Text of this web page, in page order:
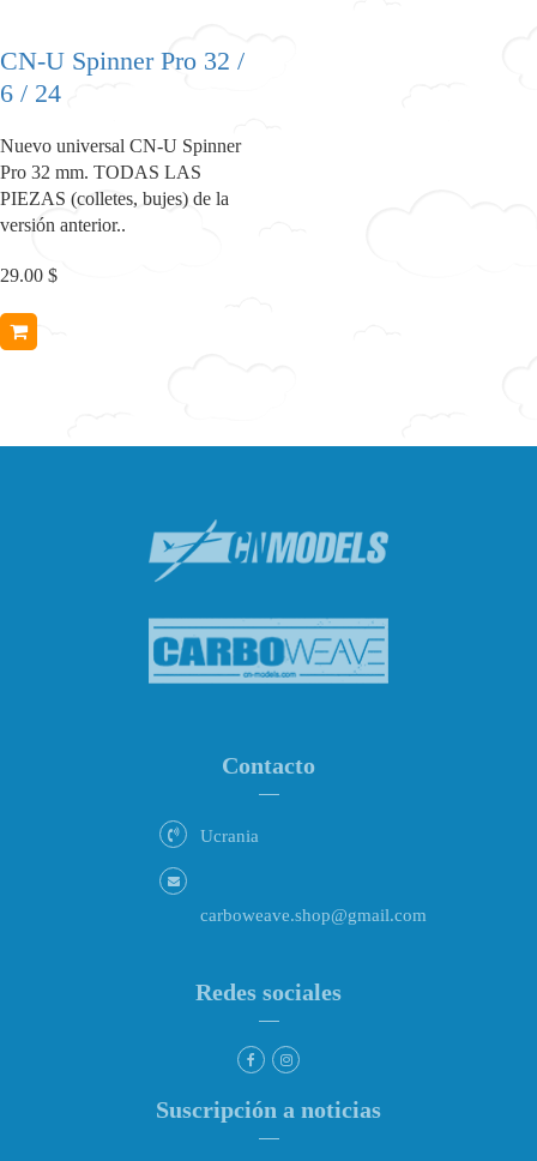
CN-U Spinner Pro 32 /
6 / 24
Nuevo universal CN-U Spinner
Pro 32 mm. TODAS LAS
PIEZAS (colletes, bujes) de la
versión anterior..
29.00 $
Contacto
Ucrania
carboweave.shop@gmail.com
Redes sociales
Suscripción a noticias